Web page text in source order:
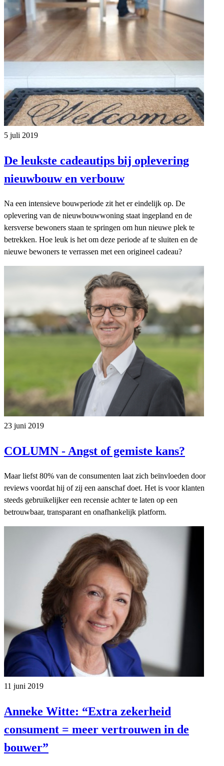
5 juli 2019
De leukste cadeautips bij oplevering
nieuwbouw en verbouw
Na een intensieve bouwperiode zit het er eindelijk op. De
oplevering van de nieuwbouwwoning staat ingepland en de
kersverse bewoners staan te springen om hun nieuwe plek te
betrekken. Hoe leuk is het om deze periode af te sluiten en de
nieuwe bewoners te verrassen met een origineel cadeau?
23 juni 2019
COLUMN - Angst of gemiste kans?
Maar liefst 80% van de consumenten laat zich beïnvloeden door
reviews voordat hij of zij een aanschaf doet. Het is voor klanten
steeds gebruikelijker een recensie achter te laten op een
betrouwbaar, transparant en onafhankelijk platform.
11 juni 2019
Anneke Witte: “Extra zekerheid
consument = meer vertrouwen in de
bouwer”